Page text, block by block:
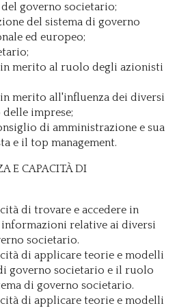
governo societario;
del sistema di governo
ed europeo;
merito al ruolo degli azionisti
merito all'influenza dei diversi
imprese;
di amministrazione e sua
e il top management.
E CAPACITÀ DI
di trovare e accedere in
relative ai diversi
societario.
di applicare teorie e modelli
governo societario e il ruolo
di governo societario.
di applicare teorie e modelli